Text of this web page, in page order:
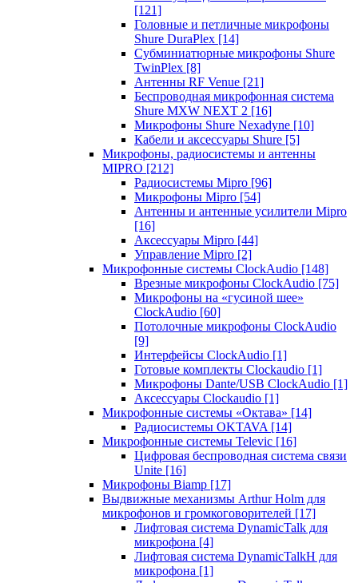
[121]
Головные и петличные микрофоны
Shure DuraPlex [14]
Субминиатюрные микрофоны Shure
TwinPlex [8]
Антенны RF Venue [21]
Беспроводная микрофонная система
Shure MXW NEXT 2 [16]
Микрофоны Shure Nexadyne [10]
Кабели и аксессуары Shure [5]
Микрофоны, радиосистемы и антенны
MIPRO [212]
Радиосистемы Mipro [96]
Микрофоны Mipro [54]
Антенны и антенные усилители Mipro
[16]
Аксессуары Mipro [44]
Управление Mipro [2]
Микрофонные системы ClockAudio [148]
Врезные микрофоны ClockAudio [75]
Микрофоны на «гусиной шее»
ClockAudio [60]
Потолочные микрофоны ClockAudio
[9]
Интерфейсы ClockAudio [1]
Готовые комплекты Clockaudio [1]
Микрофоны Dante/USB ClockAudio [1]
Аксессуары Clockaudio [1]
Микрофонные системы «Октава» [14]
Радиосистемы OKTAVA [14]
Микрофонные системы Televic [16]
Цифровая беспроводная система связи
Unite [16]
Микрофоны Biamp [17]
Выдвижные механизмы Arthur Holm для
микрофонов и громкоговорителей [17]
Лифтовая система DynamicTalk для
микрофона [4]
Лифтовая система DynamicTalkH для
микрофона [1]